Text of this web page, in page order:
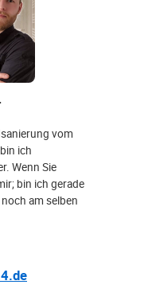
vom
ich
Wenn Sie
bin ich gerade
am selben